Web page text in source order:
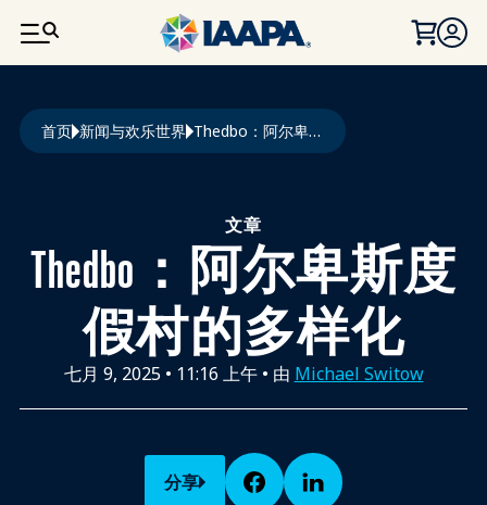
跳转到主要内容
面包屑
首页 新闻与欢乐世界 Thedbo：阿尔卑斯度假村的多样化
文章
Thedbo：阿尔卑斯度
假村的多样化
七月 9, 2025• 11:16 上午• 由 Michael Switow
分享